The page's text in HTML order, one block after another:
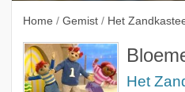
Home / Gemist / Het
Het